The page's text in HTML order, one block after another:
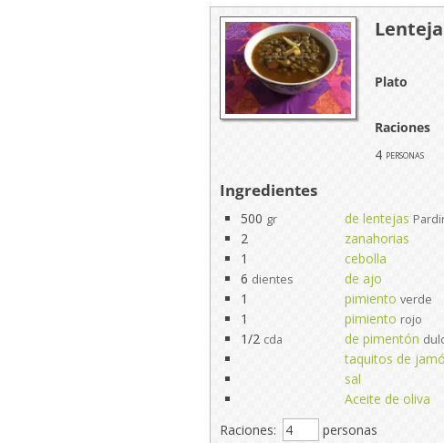
Plato
Raciones
4 personas
Ingredientes
500 gr de lentejas
2
zanahorias
1
cebolla
6 dientes
de ajo
1
pimiento verde
1 pimiento rojo
1/2 cda de pimentón
taquitos de
sal
Aceite de oliva
Raciones:
personas